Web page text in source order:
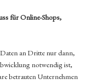
für Online-Shops,
an Dritte nur dann,
notwendig ist,
betrauten Unternehmen